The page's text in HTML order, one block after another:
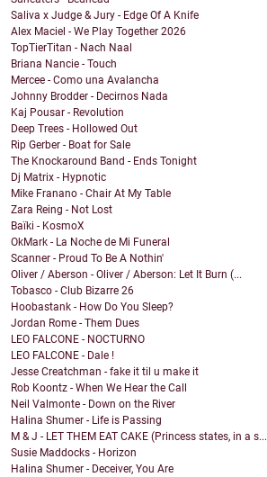
Saliva x Judge & Jury - Edge Of A Knife
Alex Maciel - We Play Together 2026
TopTierTitan - Nach Naal
Briana Nancie - Touch
Mercee - Como una Avalancha
Johnny Brodder - Decirnos Nada
Kaj Pousar - Revolution
Deep Trees - Hollowed Out
Rip Gerber - Boat for Sale
The Knockaround Band - Ends Tonight
Dj Matrix - Hypnotic
Mike Franano - Chair At My Table
Zara Reing - Not Lost
Baïki - KosmoX
OkMark - La Noche de Mi Funeral
Scanner - Proud To Be A Nothin'
Oliver / Aberson - Oliver / Aberson: Let It Burn (...
Tobasco - Club Bizarre 26
Hoobastank - How Do You Sleep?
Jordan Rome - Them Dues
LEO FALCONE - NOCTURNO
LEO FALCONE - Dale !
Jesse Creatchman - fake it til u make it
Rob Koontz - When We Hear the Call
Neil Valmonte - Down on the River
Halina Shumer - Life is Passing
M & J - LET THEM EAT CAKE (Princess states, in a s...
Susie Maddocks - Horizon
Halina Shumer - Deceiver, You Are